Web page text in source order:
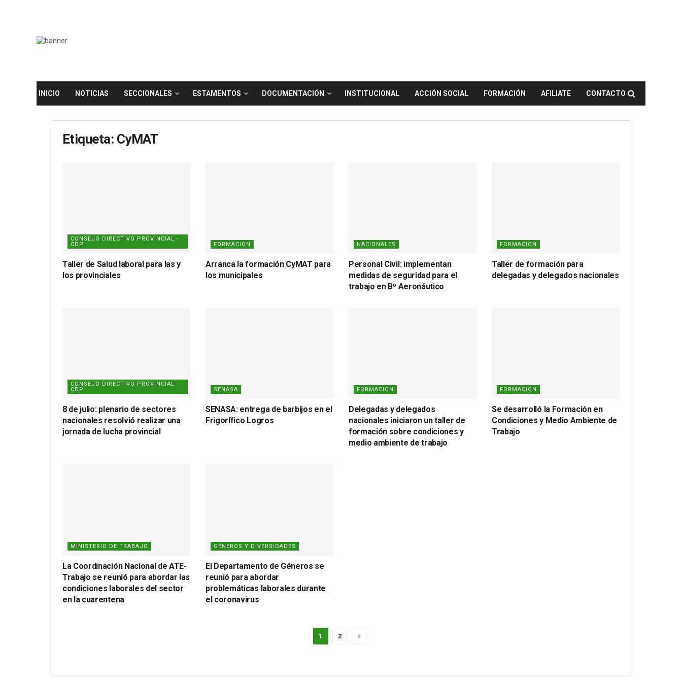
INICIO NOTICIAS SECCIONALES ESTAMENTOS DOCUMENTACIÓN INSTITUCIONAL ACCIÓN SOCIAL FORMACIÓN AFILIATE CONTACTO
Etiqueta: CyMAT
CONSEJO DIRECTIVO PROVINCIAL -
CDP
Taller de Salud laboral para las y
los provinciales
FORMACION
Arranca la formación CyMAT para
los municipales
NACIONALES
Personal Civil: implementan
medidas de seguridad para el
trabajo en Bº Aeronáutico
FORMACION
Taller de formación para
delegadas y delegados nacionales
CONSEJO DIRECTIVO PROVINCIAL -
CDP
8 de julio: plenario de sectores
nacionales resolvió realizar una
jornada de lucha provincial
SENASA
SENASA: entrega de barbijos en el
Frigorífico Logros
FORMACION
Delegadas y delegados
nacionales iniciaron un taller de
formación sobre condiciones y
medio ambiente de trabajo
FORMACION
Se desarrolló la Formación en
Condiciones y Medio Ambiente de
Trabajo
MINISTERIO DE TRABAJO
La Coordinación Nacional de ATE-
Trabajo se reunió para abordar las
condiciones laborales del sector
en la cuarentena
GÉNEROS Y DIVERSIDADES
El Departamento de Géneros se
reunió para abordar
problemáticas laborales durante
el coronavirus
1 2